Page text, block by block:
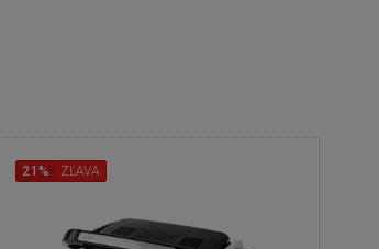
21% ZĽAVA